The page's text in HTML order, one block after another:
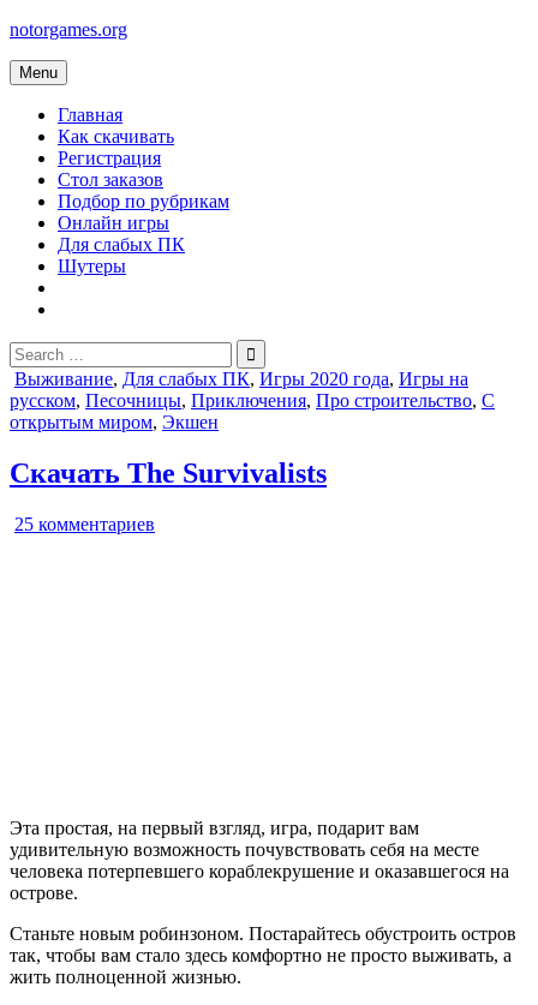
Skip
content
notorgames.org
Menu
Главная
Как скачивать
Регистрация
Стол заказов
Подбор по рубрикам
Онлайн игры
Для слабых ПК
Шутеры
Search
for:
Posted
in
Выживание, Для слабых ПК, Игры 2020 года, Игры на
русском, Песочницы, Приключения, Про строительство, С
открытым миром, Экшен
Скачать The Survivalists
25 комментариев
Эта простая, на первый взгляд, игра, подарит вам
удивительную возможность почувствовать себя на месте
человека потерпевшего кораблекрушение и оказавшегося на
острове.
Станьте новым робинзоном. Постарайтесь обустроить остров
так, чтобы вам стало здесь комфортно не просто выживать, а
жить полноценной жизнью.